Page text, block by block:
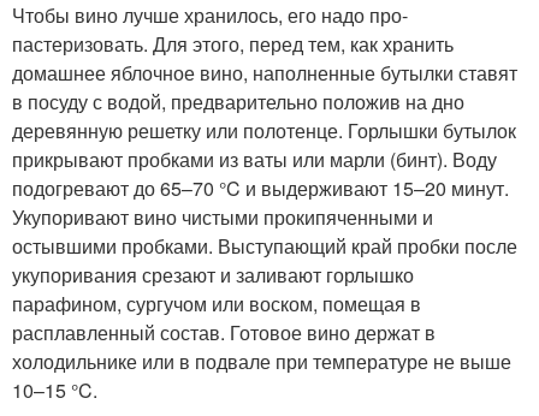
Чтобы вино лучше хранилось, его надо про-
пастеризовать. Для этого, перед тем, как хранить
домашнее яблочное вино, наполненные бутылки ставят
в посуду с водой, предварительно положив на дно
деревянную решетку или полотенце. Горлышки бутылок
прикрывают пробками из ваты или марли (бинт). Воду
подогревают до 65–70 °C и выдерживают 15–20 минут.
Укупоривают вино чистыми прокипяченными и
остывшими пробками. Выступающий край пробки после
укупоривания срезают и заливают горлышко
парафином, сургучом или воском, помещая в
расплавленный состав. Готовое вино держат в
холодильнике или в подвале при температуре не выше
10–15 °C.